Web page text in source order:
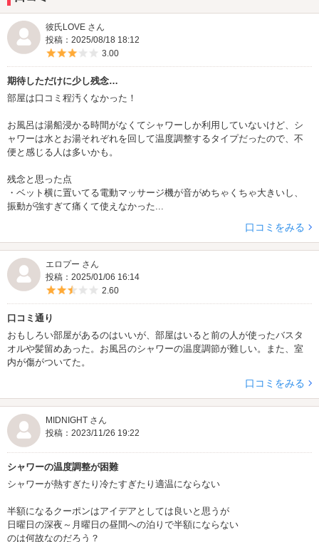
彼氏LOVE さん
投稿：2025/08/18 18:12
5つ星のうち3
3.00
期待しただけに少し残念…
部屋は口コミ程汚くなかった！
お風呂は湯船浸かる時間がなくてシャワーしか利用していないけど、シ
ャワーは水とお湯それぞれを回して温度調整するタイプだったので、不
便と感じる人は多いかも。
残念と思った点
・ベット横に置いてる電動マッサージ機が音がめちゃくちゃ大きいし、
振動が強すぎて痛くて使えなかった...
口コミをみる
エロプー さん
投稿：2025/01/06 16:14
5つ星のうち2.5
2.60
口コミ通り
おもしろい部屋があるのはいいが、部屋はいると前の人が使ったバスタ
オルや髪留めあった。お風呂のシャワーの温度調節が難しい。また、室
内が傷がついてた。
口コミをみる
MIDNIGHT さん
投稿：2023/11/26 19:22
シャワーの温度調整が困難
シャワーが熱すぎたり冷たすぎたり適温にならない
半額になるクーポンはアイデアとしては良いと思うが
日曜日の深夜～月曜日の昼間への泊りで半額にならない
のは何故なのだろう？